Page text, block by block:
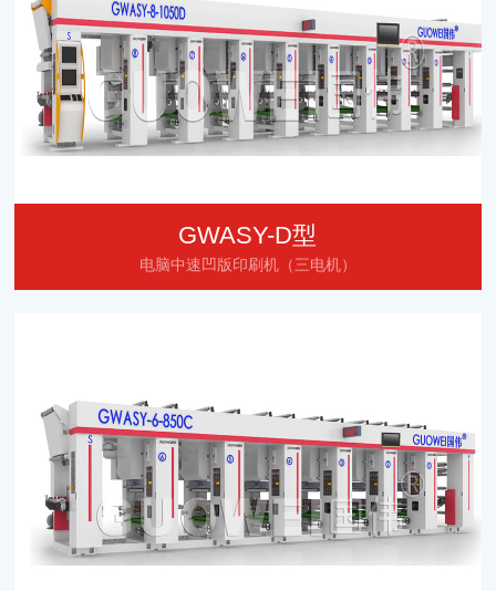
GWASY-D型
电脑中速凹版印刷机（三电机）